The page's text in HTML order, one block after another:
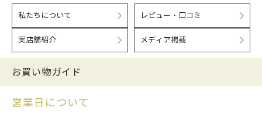
私たちについて レビュー・口コミ
実店舗紹介 メディア掲載
お買い物ガイド
営業日について